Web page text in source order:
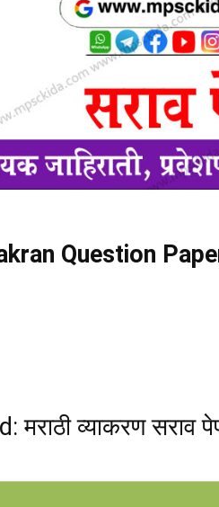
Question
मराठी व्याकरण सराव